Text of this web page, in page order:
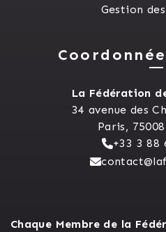
Gestion
La Fédération
34 avenue des
Paris,
+33 3 88
Chaque Membre de la